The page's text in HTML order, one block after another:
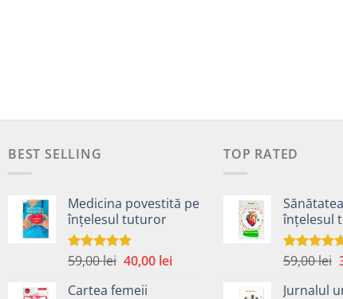
BEST SELLING
Medicina povestită pe
înțelesul tuturor
Evaluat la
59,00lei Prețul
a
40,00 leiPrețul
Cartea femeii
TOP RATED
înțelesul
Evaluat la
59,00lei
Jurnalul